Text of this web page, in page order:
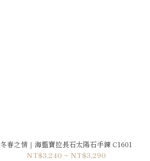
冬春之情｜海藍寶拉長石太陽石手鍊 C1601
NT$3,240 ~ NT$3,290